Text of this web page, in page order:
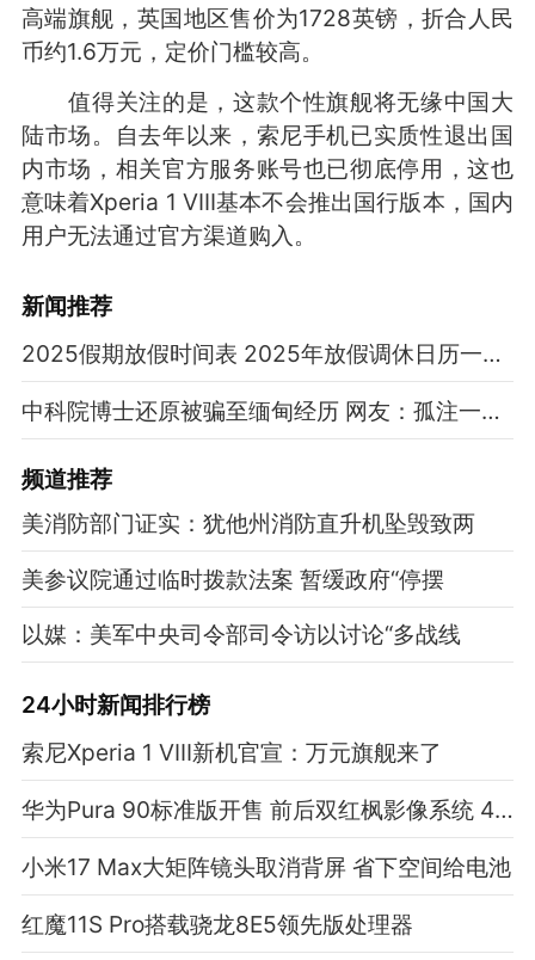
高端旗舰，英国地区售价为1728英镑，折合人民
币约1.6万元，定价门槛较高。
值得关注的是，这款个性旗舰将无缘中国大
陆市场。自去年以来，索尼手机已实质性退出国
内市场，相关官方服务账号也已彻底停用，这也
意味着Xperia 1 VIII基本不会推出国行版本，国内
用户无法通过官方渠道购入。
新闻推荐
2025假期放假时间表 2025年放假调休日历一览表
中科院博士还原被骗至缅甸经历 网友：孤注一掷现实版
频道推荐
美消防部门证实：犹他州消防直升机坠毁致两
美参议院通过临时拨款法案 暂缓政府“停摆
以媒：美军中央司令部司令访以讨论“多战线
24小时新闻排行榜
索尼Xperia 1 VIII新机官宣：万元旗舰来了
华为Pura 90标准版开售 前后双红枫影像系统 4699元起
小米17 Max大矩阵镜头取消背屏 省下空间给电池
红魔11S Pro搭载骁龙8E5领先版处理器